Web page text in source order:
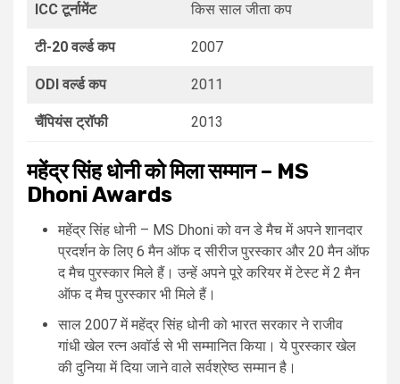
ICC टूर्नामेंट किस साल जीता कप
टी-20 वर्ल्ड कप 2007
ODI वर्ल्ड कप 2011
चैंपियंस ट्रॉफी 2013
महेंद्र सिंह धोनी को मिला सम्मान – MS
Dhoni Awards
महेंद्र सिंह धोनी – MS Dhoni को वन डे मैच में अपने शानदार
प्रदर्शन के लिए 6 मैन ऑफ द सीरीज पुरस्कार और 20 मैन ऑफ
द मैच पुरस्कार मिले हैं। उन्हें अपने पूरे करियर में टेस्ट में 2 मैन
ऑफ द मैच पुरस्कार भी मिले हैं।
साल 2007 में महेंद्र सिंह धोनी को भारत सरकार ने राजीव
गांधी खेल रत्न अवॉर्ड से भी सम्मानित किया। ये पुरस्कार खेल
की दुनिया में दिया जाने वाले सर्वश्रेष्ठ सम्मान है।